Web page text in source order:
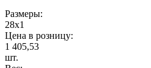
Размеры:
28x1
Цена в розницу:
1 405,53
шт.